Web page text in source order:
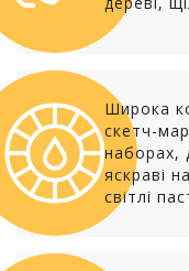
Широка
скетч-
наборах,
яскраві
світлі